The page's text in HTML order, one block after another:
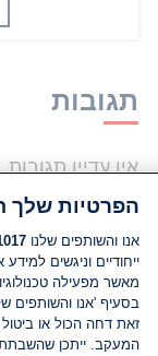
תגובות
אין עדיין
הפרטיות שלך
אנו והשותפים שלנו
ייחודיים וניגשים
מאשר מפעילה
בסעיף 'אנו והשותפים
זאת דחה הכול או
המעקב. ייתכן